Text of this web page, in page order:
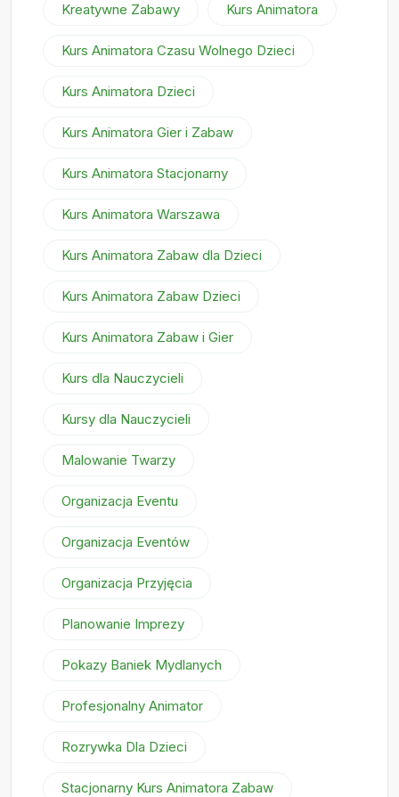
Kreatywne Zabawy Kurs Animatora
Kurs Animatora Czasu Wolnego Dzieci
Kurs Animatora Dzieci
Kurs Animatora Gier i Zabaw
Kurs Animatora Stacjonarny
Kurs Animatora Warszawa
Kurs Animatora Zabaw dla Dzieci
Kurs Animatora Zabaw Dzieci
Kurs Animatora Zabaw i Gier
Kurs dla Nauczycieli
Kursy dla Nauczycieli
Malowanie Twarzy
Organizacja Eventu
Organizacja Eventów
Organizacja Przyjęcia
Planowanie Imprezy
Pokazy Baniek Mydlanych
Profesjonalny Animator
Rozrywka Dla Dzieci
Stacjonarny Kurs Animatora Zabaw